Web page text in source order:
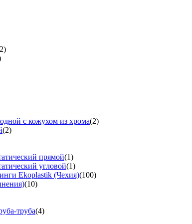
с кожухом из хрома(2)
(2)
прямой(1)
угловой(1)
Ekoplastik (Чехия)(100)
(10)
труба(4)